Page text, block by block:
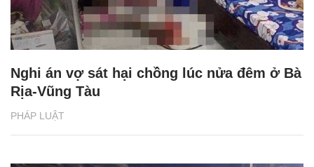
PHÁP LUẬT
Nghi án vợ sát hại chồng lúc nửa đêm ở Bà
Rịa-Vũng Tàu